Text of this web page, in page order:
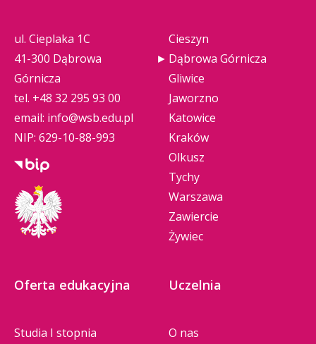
ul. Cieplaka 1C
41-300 Dąbrowa
Górnicza
tel. +48 32 295 93 00
email: info@wsb.edu.pl
NIP: 629-10-88-993
Cieszyn
Dąbrowa Górnicza
Gliwice
Jaworzno
Katowice
Kraków
Olkusz
Tychy
Warszawa
Zawiercie
Żywiec
Oferta edukacyjna
Studia I stopnia
Uczelnia
O nas